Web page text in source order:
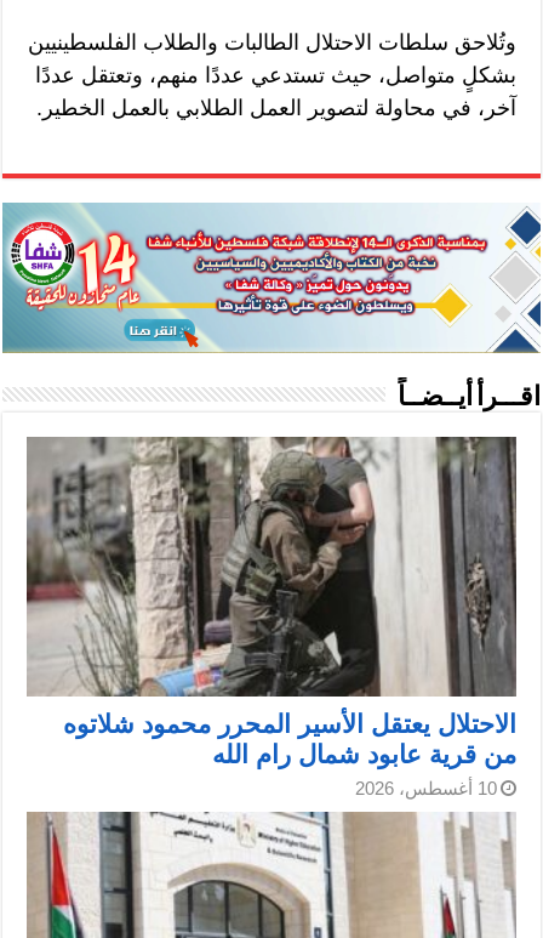
وتُلاحق سلطات الاحتلال الطالبات والطلاب الفلسطينيين
بشكلٍ متواصل، حيث تستدعي عددًا منهم، وتعتقل عددًا
آخر، في محاولة لتصوير العمل الطلابي بالعمل الخطير.
اقـــرأ أيــضــاً
الاحتلال يعتقل الأسير المحرر محمود شلاتوه
من قرية عابود شمال رام الله
10 أغسطس، 2026